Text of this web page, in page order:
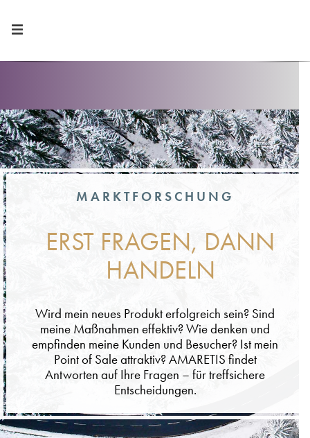
MARKTFORSCHUNG
Wird mein neues Produkt erfolgreich sein? Sind
meine Maßnahmen effektiv? Wie denken und
empfinden meine Kunden und Besucher? Ist mein
Point of Sale attraktiv? AMARETIS findet
Antworten auf Ihre Fragen – für treffsichere
Entscheidungen.
ERST FRAGEN, DANN
HANDELN